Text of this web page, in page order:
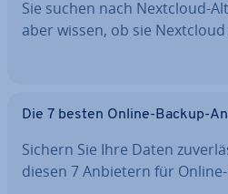
Sie suchen nach Nextcloud-
aber wissen, ob sie
Die 7 besten Online-Backup-
Sichern Sie Ihre Daten
diesen 7 Anbietern für